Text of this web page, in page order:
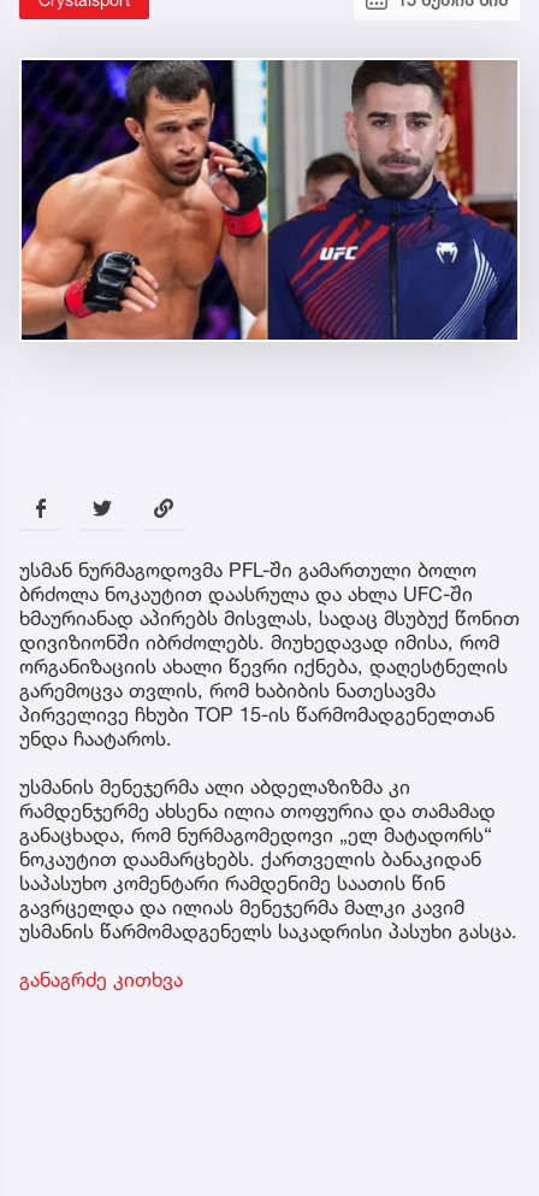
უსმან ნურმაგოდოვმა PFL-ში გამართული ბოლო
ბრძოლა ნოკაუტით დაასრულა და ახლა UFC-ში
ხმაურიანად აპირებს მისვლას, სადაც მსუბუქ წონით
დივიზიონში იბრძოლებს. მიუხედავად იმისა, რომ
ორგანიზაციის ახალი წევრი იქნება, დაღესტნელის
გარემოცვა თვლის, რომ ხაბიბის ნათესავმა
პირველივე ჩხუბი TOP 15-ის წარმომადგენელთან
უნდა ჩაატაროს.
უსმანის მენეჯერმა ალი აბდელაზიზმა კი
რამდენჯერმე ახსენა ილია თოფურია და თამამად
განაცხადა, რომ ნურმაგომედოვი „ელ მატადორს“
ნოკაუტით დაამარცხებს. ქართველის ბანაკიდან
საპასუხო კომენტარი რამდენიმე საათის წინ
გავრცელდა და ილიას მენეჯერმა მალკი კავიმ
უსმანის წარმომადგენელს საკადრისი პასუხი გასცა.
განაგრძე კითხვა